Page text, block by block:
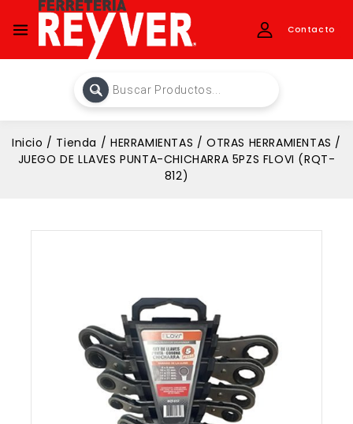
Contacto
Inicio / Tienda / HERRAMIENTAS / OTRAS HERRAMIENTAS /
JUEGO DE LLAVES PUNTA-CHICHARRA 5PZS FLOVI (RQT-
812)